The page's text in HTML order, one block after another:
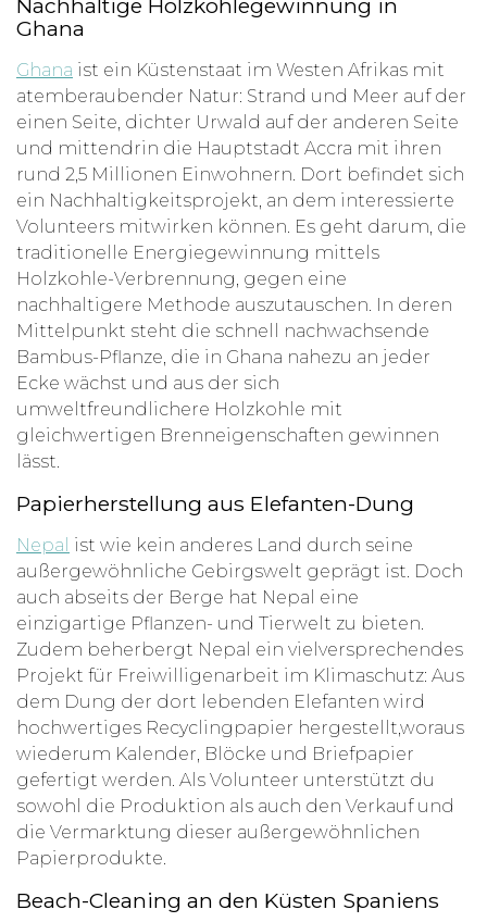
Nachhaltige Holzkohlegewinnung in
Ghana
Ghana ist ein Küstenstaat im Westen Afrikas mit
atemberaubender Natur: Strand und Meer auf der
einen Seite, dichter Urwald auf der anderen Seite
und mittendrin die Hauptstadt Accra mit ihren
rund 2,5 Millionen Einwohnern. Dort befindet sich
ein Nachhaltigkeitsprojekt, an dem interessierte
Volunteers mitwirken können. Es geht darum, die
traditionelle Energiegewinnung mittels
Holzkohle-Verbrennung, gegen eine
nachhaltigere Methode auszutauschen. In deren
Mittelpunkt steht die schnell nachwachsende
Bambus-Pflanze, die in Ghana nahezu an jeder
Ecke wächst und aus der sich
umweltfreundlichere Holzkohle mit
gleichwertigen Brenneigenschaften gewinnen
lässt.
Papierherstellung aus Elefanten-Dung
Nepal
ist wie kein anderes Land durch seine
außergewöhnliche Gebirgswelt geprägt ist. Doch
auch abseits der Berge hat Nepal eine
einzigartige Pflanzen- und Tierwelt zu bieten.
Zudem beherbergt Nepal ein vielversprechendes
Projekt für Freiwilligenarbeit im Klimaschutz: Aus
dem Dung der dort lebenden Elefanten wird
hochwertiges Recyclingpapier hergestellt,woraus
wiederum Kalender, Blöcke und Briefpapier
gefertigt werden. Als Volunteer unterstützt du
sowohl die Produktion als auch den Verkauf und
die Vermarktung dieser außergewöhnlichen
Papierprodukte.
Beach-Cleaning an den Küsten Spaniens